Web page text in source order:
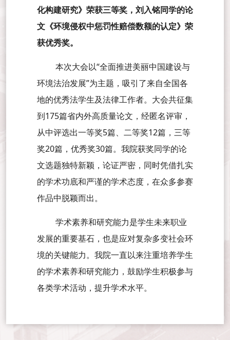
化构建研究》荣获三等奖，刘入铭同学的论
文《环境侵权中惩罚性赔偿数额的认定》荣
获优秀奖。
本次大会以“全面推进美丽中国建设与
环境法治发展”为主题，吸引了来自全国各
地的优秀法学生及法律工作者。大会共征集
到175篇省内外高质量论文，经匿名评审，
从中评选出一等奖5篇、二等奖12篇，三等
奖20篇，优秀奖30篇。我院获奖同学的论
文选题独特新颖，论证严密，同时凭借扎实
的学术功底和严谨的学术态度，在众多参赛
作品中脱颖而出。
学术素养和研究能力是学生未来职业
发展的重要基石，也是应对复杂多变社会环
境的关键能力。我院一直以来注重培养学生
的学术素养和研究能力，鼓励学生积极参与
各类学术活动，提升学术水平。